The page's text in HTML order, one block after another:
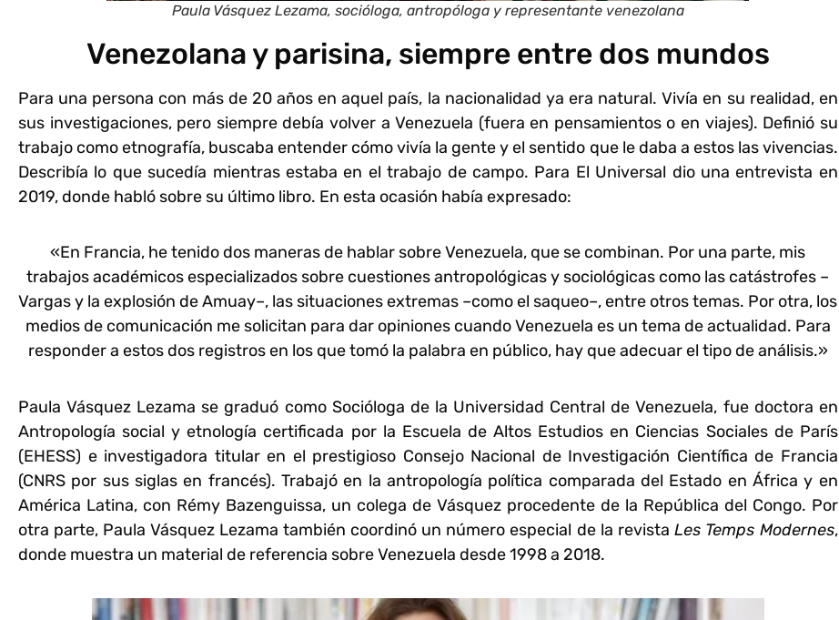
Paula Vásquez Lezama, socióloga, antropóloga y representante venezolana
Venezolana y parisina, siempre entre dos mundos
Para una persona con más de 20 años en aquel país, la nacionalidad ya era natural. Vivía en su realidad, en
sus investigaciones, pero siempre debía volver a Venezuela (fuera en pensamientos o en viajes). Definió su
trabajo como etnografía, buscaba entender cómo vivía la gente y el sentido que le daba a estos las vivencias.
Describía lo que sucedía mientras estaba en el trabajo de campo. Para El Universal dio una entrevista en
2019, donde habló sobre su último libro. En esta ocasión había expresado:
«En Francia, he tenido dos maneras de hablar sobre Venezuela, que se combinan. Por una parte, mis
trabajos académicos especializados sobre cuestiones antropológicas y sociológicas como las catástrofes –
Vargas y la explosión de Amuay–, las situaciones extremas –como el saqueo–, entre otros temas. Por otra, los
medios de comunicación me solicitan para dar opiniones cuando Venezuela es un tema de actualidad. Para
responder a estos dos registros en los que tomó la palabra en público, hay que adecuar el tipo de análisis.»
Paula Vásquez Lezama se graduó como Socióloga de la Universidad Central de Venezuela, fue doctora en
Antropología social y etnología certificada por la Escuela de Altos Estudios en Ciencias Sociales de París
(EHESS) e investigadora titular en el prestigioso Consejo Nacional de Investigación Científica de Francia
(CNRS por sus siglas en francés). Trabajó en la antropología política comparada del Estado en África y en
América Latina, con Rémy Bazenguissa, un colega de Vásquez procedente de la República del Congo. Por
otra parte, Paula Vásquez Lezama también coordinó un número especial de la revista Les Temps Modernes,
donde muestra un material de referencia sobre Venezuela desde 1998 a 2018.